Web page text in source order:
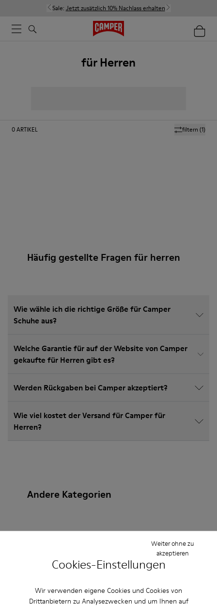
Cookies-Einstellungen
Wir verwenden eigene Cookies und Cookies von
Drittanbietern zu Analysezwecken und um Ihnen auf
Weiter ohne zu
akzeptieren
Sale: Jetzt zusätzlich 10% Nachlass erhalten
für Herren
filtern (1)
0ARTIKEL
Häufig gestellte Fragen für herren
Wie wähle ich die richtige Größe für Camper
Schuhe aus?
Welche Garantie für auf der Website von Camper
gekaufte für Herren gibt es?
Werden Rückgaben bei Camper akzeptiert?
Wie viel kostet der Versand für Camper für
Herren?
Andere Kategorien
Ballerinas
Schnürschuhe
Mokassins Clogs
Sneaker
Slipper
Elegante Schuhe